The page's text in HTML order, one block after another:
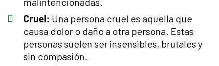
Cruel: Una persona cruel es aquella que
causa dolor o daño a otra persona. Estas
personas suelen ser insensibles, brutales y
sin compasión.